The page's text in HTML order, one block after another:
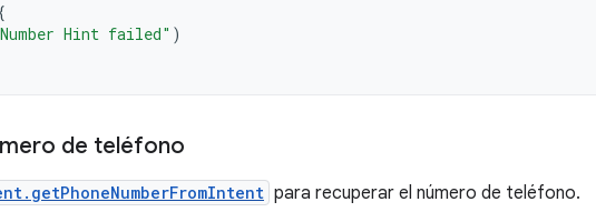
Hint failed" )
de teléfono
para recuperar el número de teléfono.